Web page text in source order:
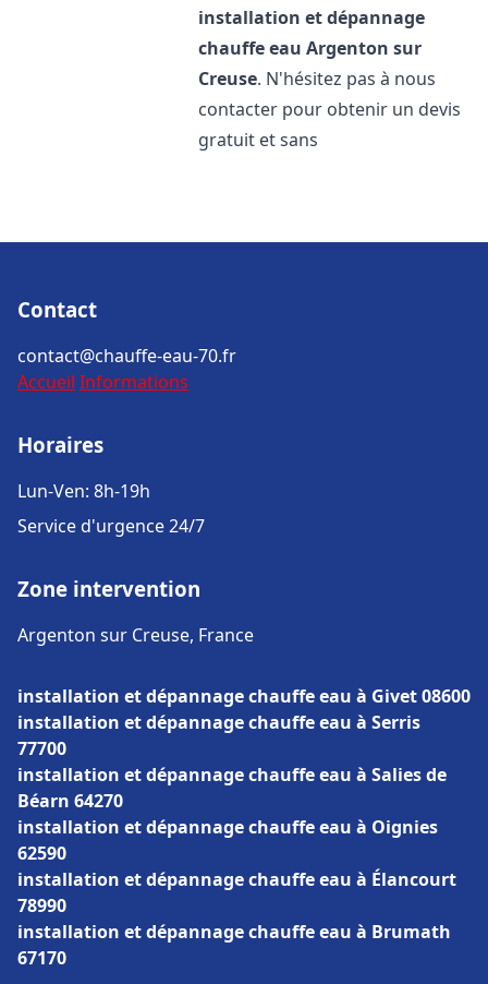
installation et dépannage
chauffe eau Argenton sur
Creuse. N'hésitez pas à nous
contacter pour obtenir un devis
gratuit et sans
Contact
contact@chauffe-eau-70.fr
Accueil Informations
Horaires
Lun-Ven: 8h-19h
Service d'urgence 24/7
Zone intervention
Argenton sur Creuse, France
installation et dépannage chauffe eau à Givet 08600
installation et dépannage chauffe eau à Serris
77700
installation et dépannage chauffe eau à Salies de
Béarn 64270
installation et dépannage chauffe eau à Oignies
62590
installation et dépannage chauffe eau à Élancourt
78990
installation et dépannage chauffe eau à Brumath
67170